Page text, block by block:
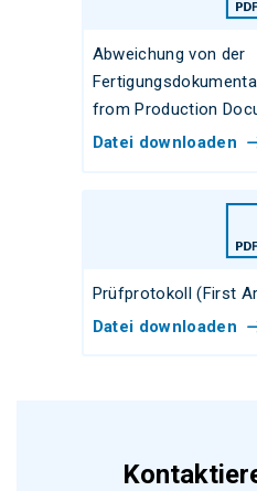
Abweichung von der
from Production
Datei downloaden
Prüfprotokoll (First
Datei downloaden